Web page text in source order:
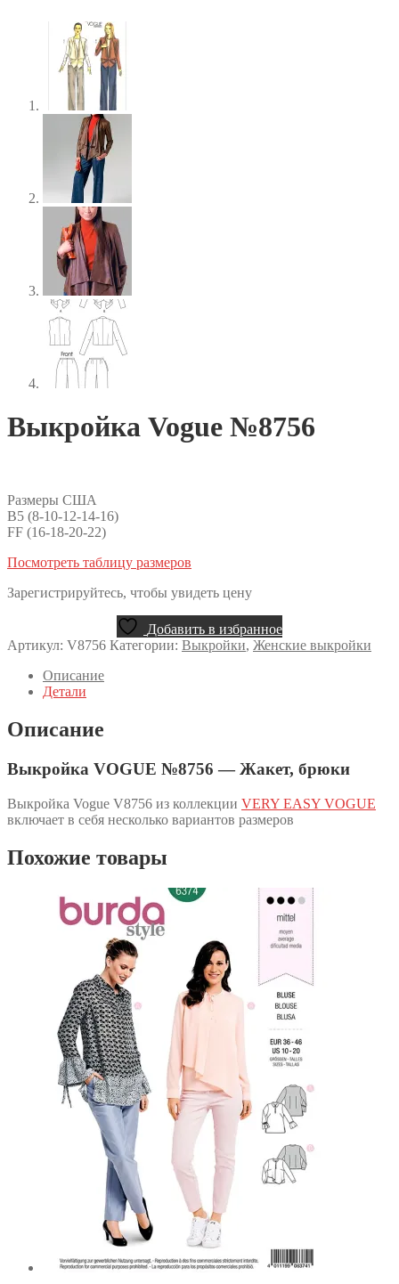
Выкройка Vogue №8756
Размеры США
B5 (8-10-12-14-16)
FF (16-18-20-22)
Посмотреть таблицу размеров
Зарегистрируйтесь, чтобы увидеть цену
Добавить в избранное
Артикул: V8756 Категории: Выкройки, Женские выкройки
Описание
Детали
Описание
Выкройка VOGUE №8756 — Жакет, брюки
Выкройка Vogue V8756 из коллекции VERY EASY VOGUE
включает в себя несколько вариантов размеров
Похожие товары